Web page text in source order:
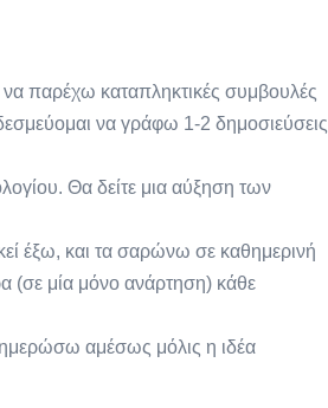
παρέχω καταπληκτικές συμβουλές
να γράφω 1-2 δημοσιεύσεις
Θα δείτε μια αύξηση των
έξω, και τα σαρώνω σε καθημερινή
(σε μία μόνο ανάρτηση) κάθε
αμέσως μόλις η ιδέα